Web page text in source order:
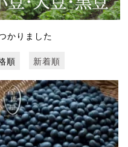
かりました
順 新着順